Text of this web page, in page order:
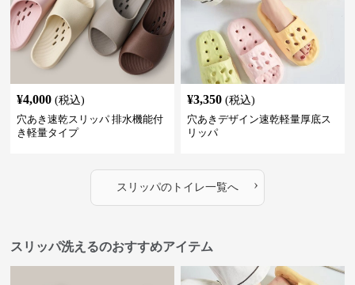
¥4,000 (税込)
穴あき速乾スリッパ 排水機能付
き軽量タイプ
¥3,350 (税込)
穴あきデザイン速乾軽量厚底ス
リッパ
スリッパのトイレ一覧へ ›
スリッパ洗えるのおすすめアイテム